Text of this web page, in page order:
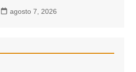
agosto 7, 2026